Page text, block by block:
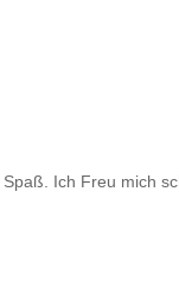
Ich Freu mich